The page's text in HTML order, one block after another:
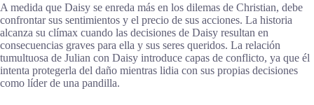
A medida que Daisy se enreda más en los dilemas de Christian, debe
confrontar sus sentimientos y el precio de sus acciones. La historia
alcanza su clímax cuando las decisiones de Daisy resultan en
consecuencias graves para ella y sus seres queridos. La relación
tumultuosa de Julian con Daisy introduce capas de conflicto, ya que él
intenta protegerla del daño mientras lidia con sus propias decisiones
como líder de una pandilla.